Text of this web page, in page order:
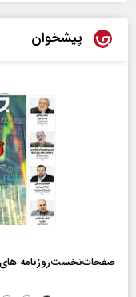
پیشخوان
صفحات‌نخست‌روزنامه ها‌ی